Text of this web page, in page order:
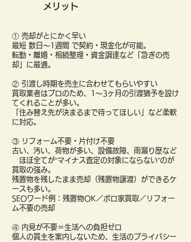
メリット
① 売却がとにかく早い
最短 数日〜1週間 で契約・現金化が可能。
転勤・離婚・相続整理・資金調達など「急ぎの売
却」に最適。
② 引渡し時期を売主に合わせてもらいやすい
買取業者はプロのため、1〜3ヶ月の引渡猶予を設け
てくれることが多い。
「住み替え先が決まるまで待ってほしい」など柔軟
に対応。
③ リフォーム不要・片付け不要
古い、汚い、荷物が多い、設備故障、雨漏り歴など
ほぼ全てが“マイナス査定の対象にならない”のが
買取の強み。
残置物を残したまま売却（残置物譲渡）ができるケ
ースも多い。
SEOワード例：残置物OK／ボロ家買取／リフォー
ム不要の売却
④ 内見が不要＝生活への負担ゼロ
個人の買主を案内しないため、生活のプライバシー